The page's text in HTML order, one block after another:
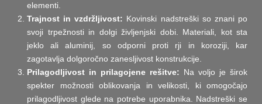
elementi.
Trajnost in vzdržljivost: Kovinski nadstreški so znani po
svoji trpežnosti in dolgi življenjski dobi. Materiali, kot sta
jeklo ali aluminij, so odporni proti rji in koroziji, kar
zagotavlja dolgoročno zanesljivost konstrukcije.
Prilagodljivost in prilagojene rešitve: Na voljo je širok
spekter možnosti oblikovanja in velikosti, ki omogočajo
prilagodljivost glede na potrebe uporabnika. Nadstreški se